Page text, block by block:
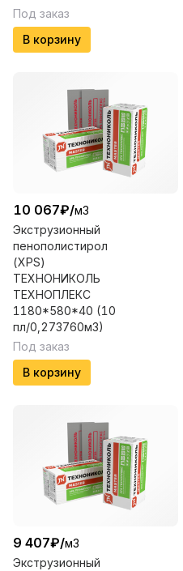
Под заказ
В корзину
10 067₽/м3
Экструзионный
пенополистирол
(XPS)
ТЕХНОНИКОЛЬ
ТЕХНОПЛЕКС
1180*580*40 (10
пл/0,273760м3)
Под заказ
В корзину
9 407₽/м3
Экструзионный